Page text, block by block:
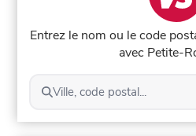
Entrez le nom ou le code
avec Petite-
Ville, code postal...